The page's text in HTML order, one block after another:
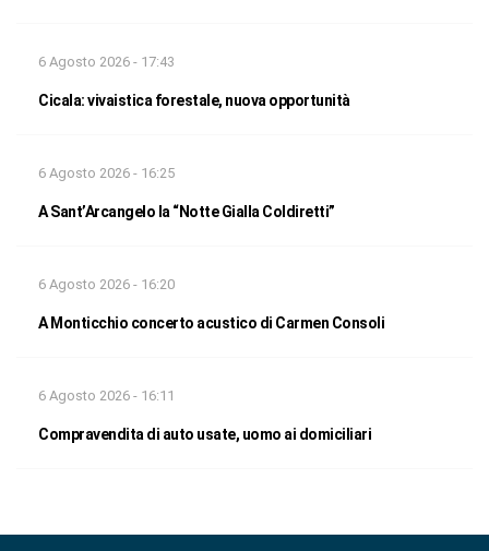
6 Agosto 2026 - 17:43
Cicala: vivaistica forestale, nuova opportunità
6 Agosto 2026 - 16:25
A Sant’Arcangelo la “Notte Gialla Coldiretti”
6 Agosto 2026 - 16:20
A Monticchio concerto acustico di Carmen Consoli
6 Agosto 2026 - 16:11
Compravendita di auto usate, uomo ai domiciliari